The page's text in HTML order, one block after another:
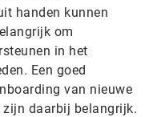
handen kunnen
om
in het
Een goed
van nieuwe
zijn daarbij belangrijk.